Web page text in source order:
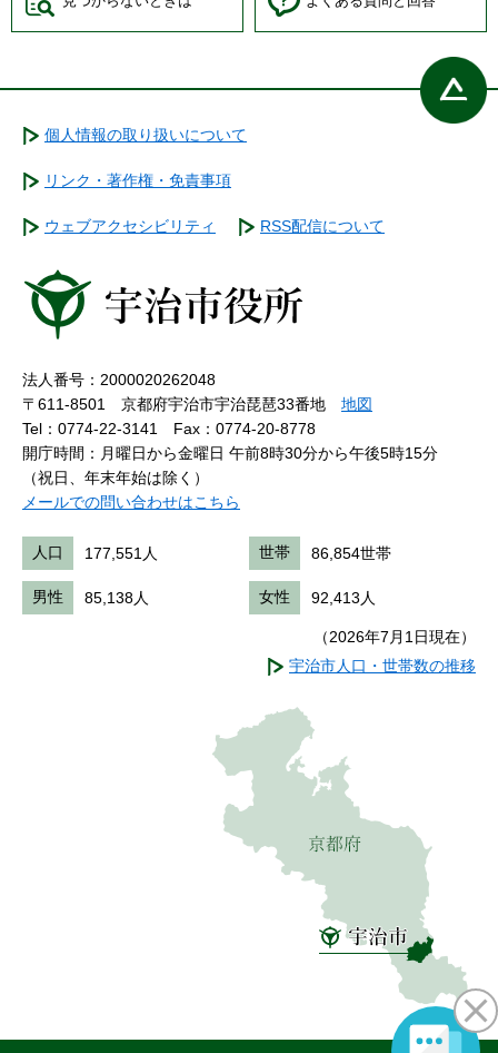
個人情報の取り扱いについて
リンク・著作権・免責事項
ウェブアクセシビリティ RSS配信について
法人番号：2000020262048
〒611-8501 京都府宇治市宇治琵琶33番地 地図
Tel：0774-22-3141
Fax：0774-20-8778
開庁時間：月曜日から金曜日 午前8時30分から午後5時15分
（祝日、年末年始は除く）
メールでの問い合わせはこちら
人口 177,551人 世帯 86,854世帯
男性 85,138人 女性 92,413人
（2026年7月1日現在）
宇治市人口・世帯数の推移